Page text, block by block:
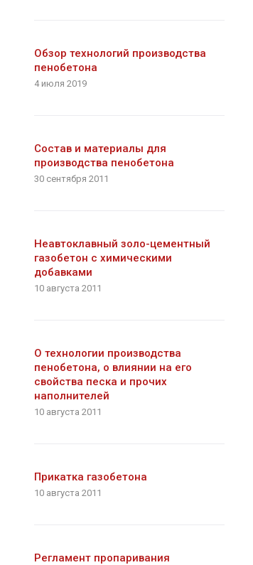
Обзор технологий производства
пенобетона
4 июля 2019
Состав и материалы для
производства пенобетона
30 сентября 2011
Неавтоклавный золо-цементный
газобетон с химическими
добавками
10 августа 2011
О технологии производства
пенобетона, о влиянии на его
свойства песка и прочих
наполнителей
10 августа 2011
Прикатка газобетона
10 августа 2011
Регламент пропаривания